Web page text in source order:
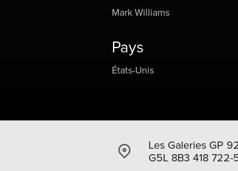
Mark Williams
Pays
États-Unis
Les Galeries GP
G5L 8B3 418 722-